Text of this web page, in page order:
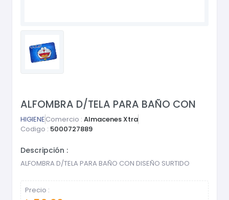
ALFOMBRA D/TELA PARA BAÑO CON
HIGIENEComercio : Almacenes Xtra
Codigo : 5000727889
Descripción :
ALFOMBRA D/TELA PARA BAÑO CON DISEÑO SURTIDO
Precio :